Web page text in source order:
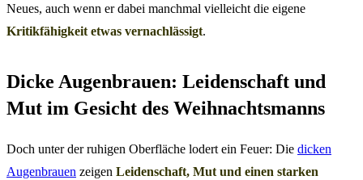
Neues, auch wenn er dabei manchmal vielleicht die eigene
Kritikfähigkeit etwas vernachlässigt.
Dicke Augenbrauen: Leidenschaft und
Mut im Gesicht des Weihnachtsmanns
Doch unter der ruhigen Oberfläche lodert ein Feuer: Die dicken
Augenbrauen zeigen Leidenschaft, Mut und einen starken